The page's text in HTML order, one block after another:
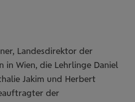
Landesdirektor der
in Wien, die Lehrlinge Daniel
Jakim und Herbert
der